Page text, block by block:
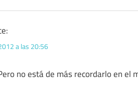
a las 20:56
no está de más recordarlo en el